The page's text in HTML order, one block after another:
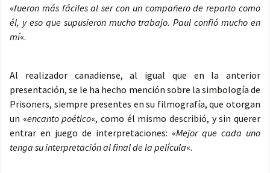
«fueron más fáciles al ser con un compañero de reparto como
él, y eso que supusieron mucho trabajo. Paul confió mucho en
mí«.
Al realizador canadiense, al igual que en la anterior
presentación, se le ha hecho mención sobre la simbología de
Prisoners, siempre presentes en su filmografía, que otorgan
un «encanto poético«, como él mismo describió, y sin querer
entrar en juego de interpretaciones: «Mejor que cada uno
tenga su interpretación al final de la película«.